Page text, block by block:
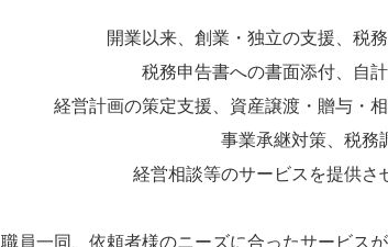
開業以来、創業・独立の支援、税
税務申告書への書面添付、自
経営計画の策定支援、資産譲渡・贈与・
事業承継対策、 税務
経営相談等のサービスを提供さ
職員一同、依頼者様のニーズに合ったサービス